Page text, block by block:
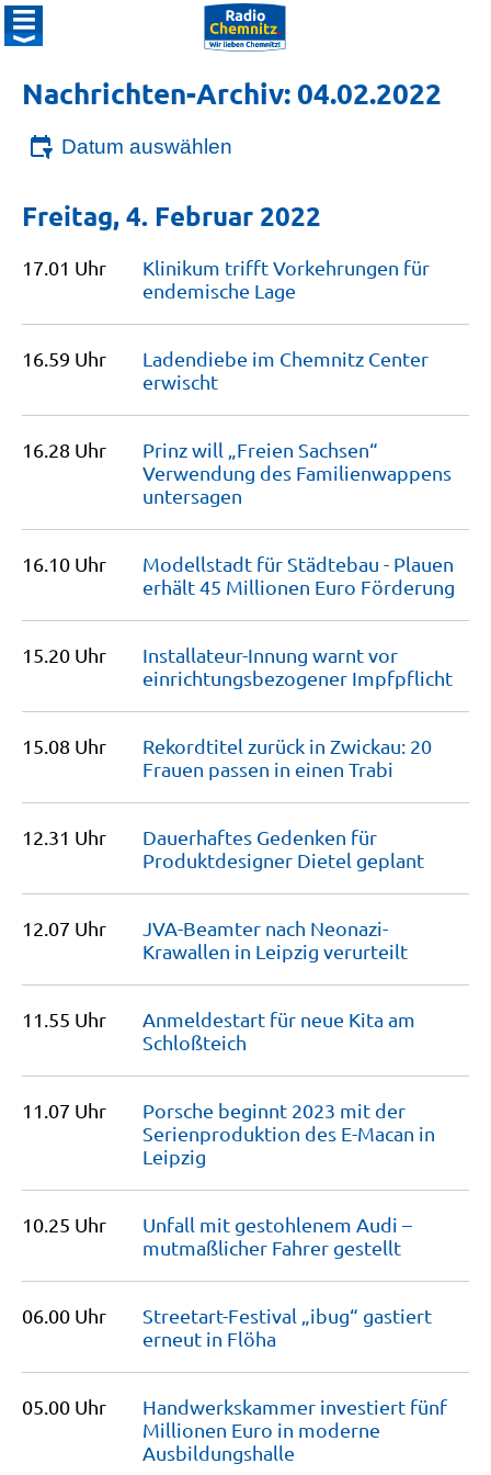
Nachrichten-Archiv: 04.02.2022
Datum auswählen
Freitag, 4. Februar 2022
17.01 Uhr
Klinikum trifft Vorkehrungen für
endemische Lage
16.59 Uhr
Ladendiebe im Chemnitz Center
erwischt
16.28 Uhr
Prinz will „Freien Sachsen“
Verwendung des Familienwappens
untersagen
16.10 Uhr
Modellstadt für Städtebau - Plauen
erhält 45 Millionen Euro Förderung
15.20 Uhr
Installateur-Innung warnt vor
einrichtungsbezogener Impfpflicht
15.08 Uhr
Rekordtitel zurück in Zwickau: 20
Frauen passen in einen Trabi
12.31 Uhr
Dauerhaftes Gedenken für
Produktdesigner Dietel geplant
12.07 Uhr
JVA-Beamter nach Neonazi-
Krawallen in Leipzig verurteilt
11.55 Uhr
Anmeldestart für neue Kita am
Schloßteich
11.07 Uhr
Porsche beginnt 2023 mit der
Serienproduktion des E-Macan in
Leipzig
10.25 Uhr
Unfall mit gestohlenem Audi –
mutmaßlicher Fahrer gestellt
06.00 Uhr
Streetart-Festival „ibug“ gastiert
erneut in Flöha
05.00 Uhr
Handwerkskammer investiert fünf
Millionen Euro in moderne
Ausbildungshalle